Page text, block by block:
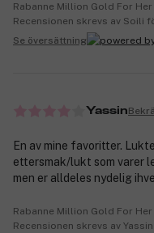
Rabanne Million Gold For
Recensionen skrevs av Soili
Se översättning
Yassin
En av mine favoritter.
ettersmak/lukt som varer
men er alldeles nydelig
Rabanne Million Gold For
Recensionen skrevs av